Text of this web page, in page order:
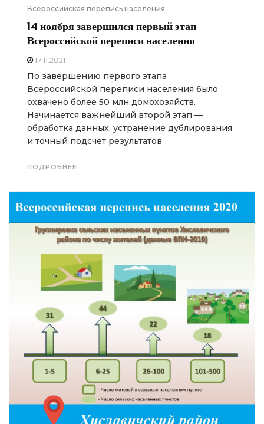
Всероссийская перепись населения
14 ноября завершился первый этап
Всероссийской переписи населения
17.11.2021
По завершению первого этапа
Всероссийской переписи населения было
охвачено более 50 млн домохозяйств.
Начинается важнейший второй этап —
обработка данных, устранение дублирования
и точный подсчет результатов
ПОДРОБНЕЕ